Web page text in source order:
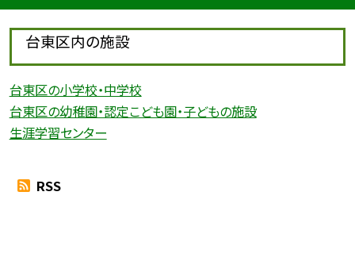
台東区内の施設
台東区の小学校・中学校
台東区の幼稚園・認定こども園・子どもの施設
生涯学習センター
RSS